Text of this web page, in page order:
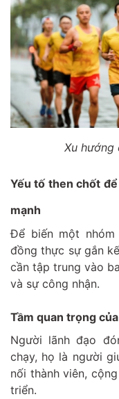
Xu hướng
Yếu tố then chốt
mạnh
Để biến một
đồng thực sự gắn
cần tập trung vào
và sự công nhận.
Tầm quan trọng
Người lãnh đạo
chạy, họ là người
nối thành viên,
triển.